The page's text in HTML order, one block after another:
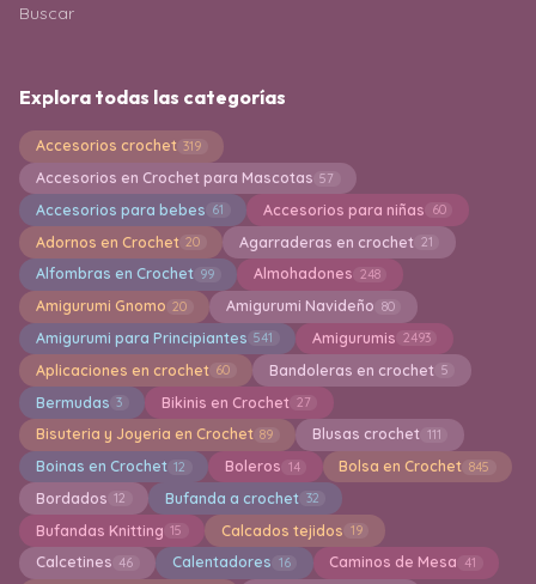
Buscar
Explora todas las categorías
Accesorios crochet 319
Accesorios en Crochet para Mascotas 57
Accesorios para bebes 61 Accesorios para niñas 60
Adornos en Crochet 20 Agarraderas en crochet 21
Alfombras en Crochet 99 Almohadones 248
Amigurumi Gnomo 20 Amigurumi Navideño 80
Amigurumi para Principiantes 541 Amigurumis 2493
Aplicaciones en crochet 60 Bandoleras en crochet 5
Bermudas 3 Bikinis en Crochet 27
Bisuteria y Joyeria en Crochet 89 Blusas crochet 111
Boinas en Crochet 12 Boleros 14 Bolsa en Crochet 845
Bordados 12 Bufanda a crochet 32
Bufandas Knitting 15 Calcados tejidos 19
Calcetines 46 Calentadores 16 Caminos de Mesa 41